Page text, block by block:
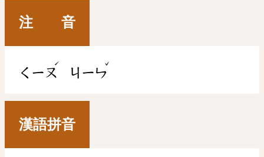
注 音
ㄑㄧㄡ
ˊ
ㄐㄧㄣ
ˇ
漢語拼音